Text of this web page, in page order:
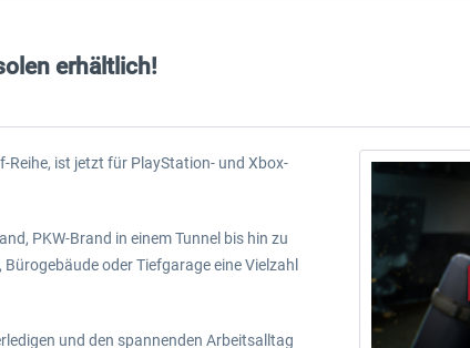
erhältlich!
ist jetzt für PlayStation- und Xbox-
PKW-Brand in einem Tunnel bis hin zu
oder Tiefgarage eine Vielzahl
und den spannenden Arbeitsalltag